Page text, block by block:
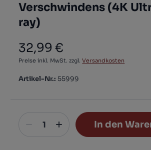
Verschwindens (4K
ray)
Regulärer Preis:
32,99 €
Preise inkl. MwSt. zzgl.Versandkosten
Artikel-Nr.: 55999
In den